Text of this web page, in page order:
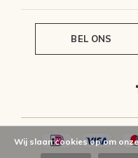
BEL ONS
Wij slaan cookies op om